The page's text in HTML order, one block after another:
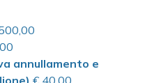
annullamento e
€ 40,00